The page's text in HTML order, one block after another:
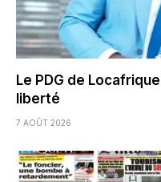
Le PDG de
liberté
7 AOÛT 2026